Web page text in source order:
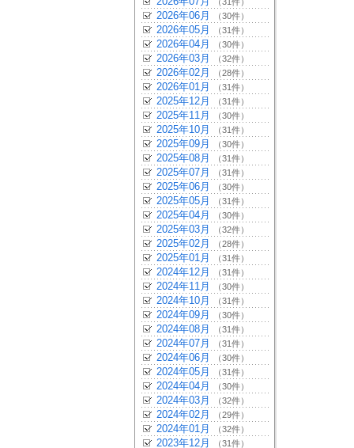
2026年06月 （30件）
2026年05月 （31件）
2026年04月 （30件）
2026年03月 （32件）
2026年02月 （28件）
2026年01月 （31件）
2025年12月 （31件）
2025年11月 （30件）
2025年10月 （31件）
2025年09月 （30件）
2025年08月 （31件）
2025年07月 （31件）
2025年06月 （30件）
2025年05月 （31件）
2025年04月 （30件）
2025年03月 （32件）
2025年02月 （28件）
2025年01月 （31件）
2024年12月 （31件）
2024年11月 （30件）
2024年10月 （31件）
2024年09月 （30件）
2024年08月 （31件）
2024年07月 （31件）
2024年06月 （30件）
2024年05月 （31件）
2024年04月 （30件）
2024年03月 （32件）
2024年02月 （29件）
2024年01月 （32件）
2023年12月 （31件）